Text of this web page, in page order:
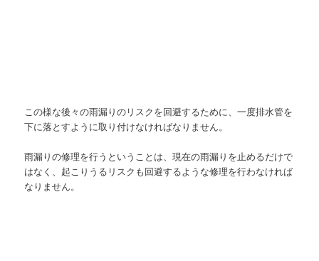
この様な後々の雨漏りのリスクを回避するために、一度排水管を
下に落とすように取り付けなければなりません。
雨漏りの修理を行うということは、現在の雨漏りを止めるだけで
はなく、起こりうるリスクも回避するような修理を行わなければ
なりません。